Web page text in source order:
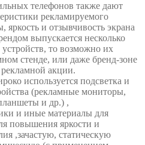
телефонов также дают
рекламируемого
яркость и отзывчивость экрана
выпускается несколько
то возможно их
стенде, или даже бренд-зоне
акции.
используется подсветка и
(рекламные мониторы,
и др.) ,
и иные материалы для
повышения яркости и
,зачастую, статическую